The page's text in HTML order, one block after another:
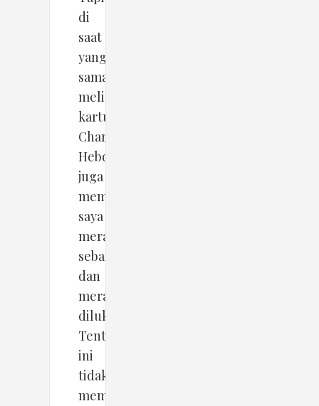
di
saat
yang
sama,
melihat
kartun
Charlie
Hebdo
juga
membat
saya
merasa
sebal
dan
merasa
dilukai.
Tentu
ini
tidak
membuat